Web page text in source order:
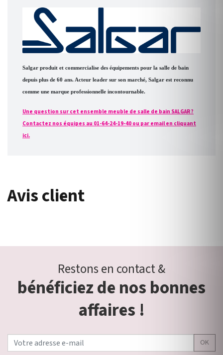
Salgar produit et commercialise des équipements pour la salle de bain
depuis plus de 60 ans. Acteur leader sur son marché, Salgar est reconnu
comme une marque professionnelle incontournable.
Une question sur cet ensemble meuble de salle de bain SALGAR ?
Contactez nos équipes au 01-64-24-19-40 ou par email en cliquant
ici.
Avis client
Restons en contact &
bénéficiez de nos bonnes
affaires !
OK